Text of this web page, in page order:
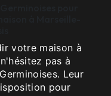
votre maison à
pas à
Leur
pour